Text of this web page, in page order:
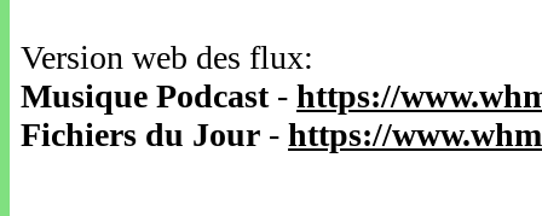
Version web des flux:
Musique Podcast- https://
Fichiers du Jour - https://